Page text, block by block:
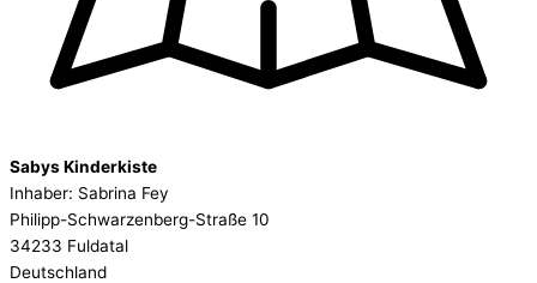
Sabys Kinderkiste
Inhaber: Sabrina Fey
Philipp-Schwarzenberg-Straße 10
34233 Fuldatal
Deutschland